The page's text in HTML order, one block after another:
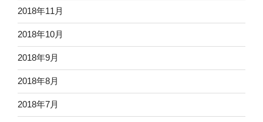
2018年11月
2018年10月
2018年9月
2018年8月
2018年7月